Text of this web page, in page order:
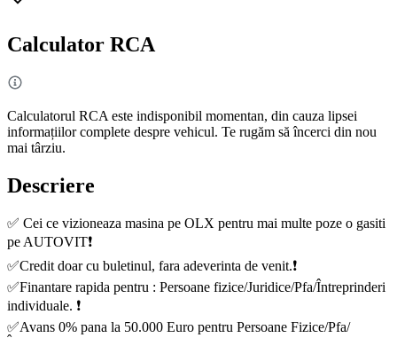
Calculator RCA
Calculatorul RCA este indisponibil momentan, din cauza lipsei
informațiilor complete despre vehicul. Te rugăm să încerci din nou
mai târziu.
Descriere
✅ Cei ce vizioneaza masina pe OLX pentru mai multe poze o gasiti
pe AUTOVIT❗️
✅Credit doar cu buletinul, fara adeverinta de venit.❗️
✅Finantare rapida pentru : Persoane fizice/Juridice/Pfa/Întreprinderi
individuale. ❗️
✅Avans 0% pana la 50.000 Euro pentru Persoane Fizice/Pfa/